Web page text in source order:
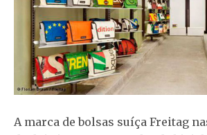
A marca de bolsas suíça Freitag